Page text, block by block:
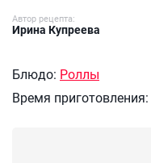
Автор рецепта:
Ирина Купреева
Блюдо: Роллы
Время приготовления: